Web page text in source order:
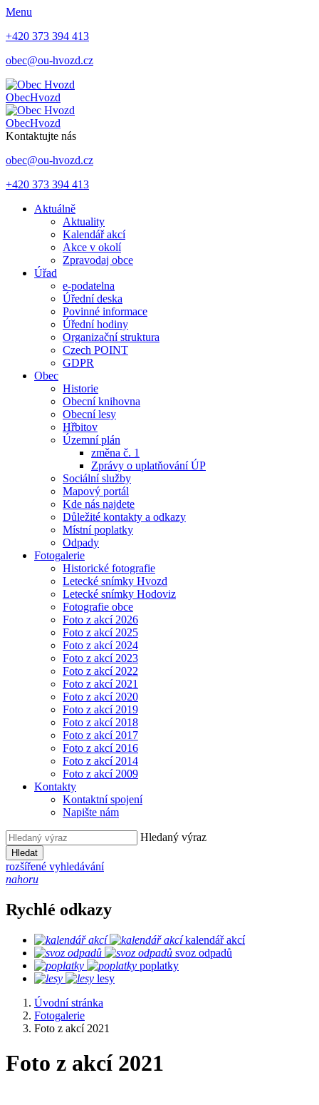
Menu
+420 373 394 413
obec@ou-hvozd.cz
ObecHvozd
ObecHvozd
Kontaktujte nás
obec@ou-hvozd.cz
+420 373 394 413
Aktuálně
Aktuality
Kalendář akcí
Akce v okolí
Zpravodaj obce
Úřad
e-podatelna
Úřední deska
Povinné informace
Úřední hodiny
Organizační struktura
Czech POINT
GDPR
Obec
Historie
Obecní knihovna
Obecní lesy
Hřbitov
Územní plán
změna č. 1
Zprávy o uplatňování ÚP
Sociální služby
Mapový portál
Kde nás najdete
Důležité kontakty a odkazy
Místní poplatky
Odpady
Fotogalerie
Historické fotografie
Letecké snímky Hvozd
Letecké snímky Hodoviz
Fotografie obce
Foto z akcí 2026
Foto z akcí 2025
Foto z akcí 2024
Foto z akcí 2023
Foto z akcí 2022
Foto z akcí 2021
Foto z akcí 2020
Foto z akcí 2019
Foto z akcí 2018
Foto z akcí 2017
Foto z akcí 2016
Foto z akcí 2014
Foto z akcí 2009
Kontakty
Kontaktní spojení
Napište nám
Hledaný výraz
Hledat
rozšířené vyhledávání
nahoru
Rychlé odkazy
kalendář akcí
svoz odpadů
poplatky
lesy
Úvodní stránka
Fotogalerie
Foto z akcí 2021
Foto z akcí 2021